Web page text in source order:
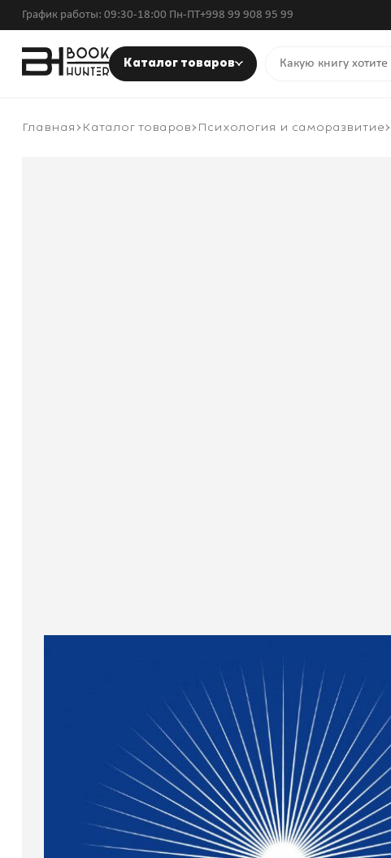
График работы: 09:30-18:00 Пн-ПТ+998 99 908 95 99
Каталог товаров
Главная Каталог товаров Психология и саморазвитие